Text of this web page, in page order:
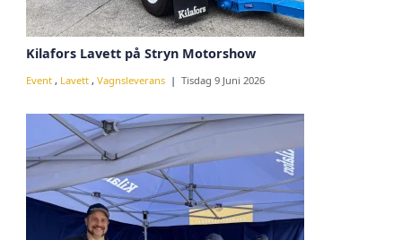
Kilafors Lavett på Stryn Motorshow
Event , Lavett , Vagnsleverans Tisdag 9 Juni 2026